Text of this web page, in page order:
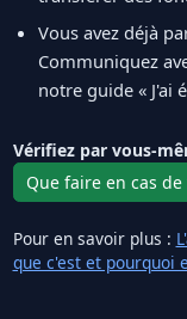
Vous avez déjà
Communiquez
notre guide « J'ai
Vérifiez par vous-
Que faire en cas
Pour en savoir plus :
que c'est et pourquoi